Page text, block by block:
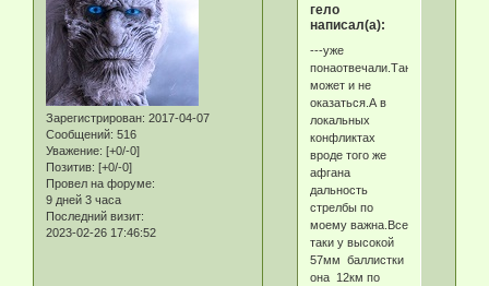
Зарегистрирован: 2017-04-07
Сообщений: 516
Уважение: [+0/-0]
Позитив: [+0/-0]
Провел на форуме:
9 дней 3 часа
Последний визит:
2023-02-26 17:46:52
гело
написал(а):
---уже
понаотвечали.Танка
может и не
оказаться.А в
локальных
конфликтах
вроде того же
афгана
дальность
стрелбы по
моему важна.Все
таки у высокой
57мм баллистки
она 12км по